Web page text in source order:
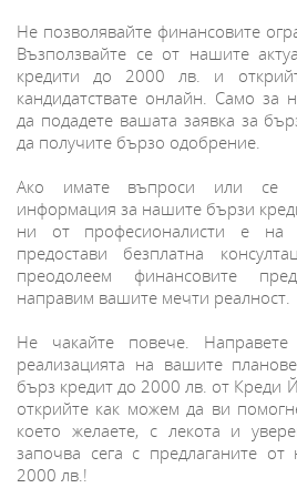
Не позволявайте финансовите
Възползвайте се от нашите
кредити до 2000 лв. и
кандидатствате онлайн. Само за
да подадете вашата заявка за
да получите бързо одобрение.
Ако имате въпроси или се
информация за нашите бързи
ни от професионалисти е на
предостави безплатна
преодолеем финансовите
направим вашите мечти реалност.
Не чакайте повече.
реализацията на вашите
бърз кредит до 2000 лв. от Креди
открийте как можем да ви
което желаете, с лекота и
започва сега с предлаганите
2000 лв.!